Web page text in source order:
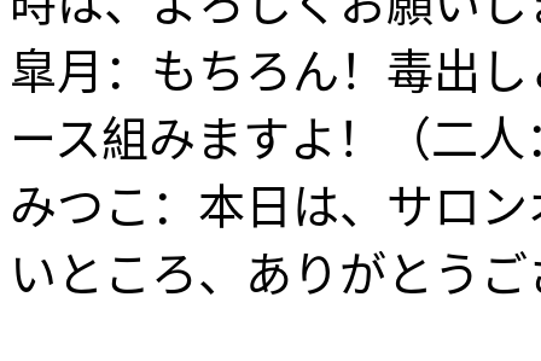
皐月：もちろん！毒出
ース組みますよ！（二
みつこ：本日は、サロ
いところ、ありがとう